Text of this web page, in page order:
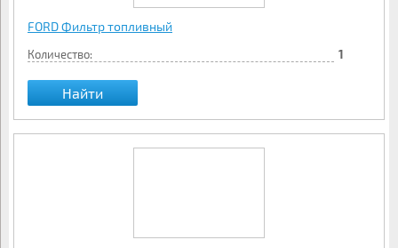
FORD Фильтр топливный
Количество: 1
Найти